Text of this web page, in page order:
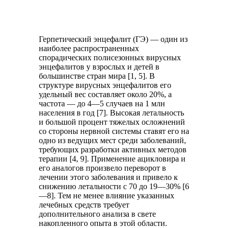
Герпетический энцефалит (ГЭ) — один из
наиболее распространенных
спорадических полисезонных вирусных
энцефалитов у взрослых и детей в
большинстве стран мира [1, 5]. В
структуре вирусных энцефалитов его
удельный вес составляет около 20%, а
частота — до 4—5 случаев на 1 млн
населения в год [7]. Высокая летальность
и большой процент тяжелых осложнений
со стороны нервной системы ставят его на
одно из ведущих мест среди заболеваний,
требующих разработки активных методов
терапии [4, 9]. Применение ацикловира и
его аналогов произвело переворот в
лечении этого заболевания и привело к
снижению летальности с 70 до 19—30% [6
—8]. Тем не менее влияние указанных
лечебных средств требует
дополнительного анализа в свете
накопленного опыта в этой области.